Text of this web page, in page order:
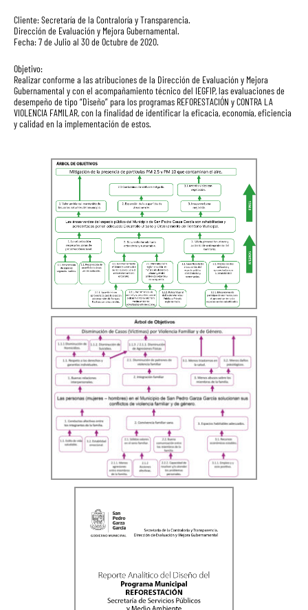
Cliente: Secretaría de la Contraloría y Transparencia.
Dirección de Evaluación y Mejora Gubernamental.
Fecha: 7 de Julio al 30 de Octubre de 2020.
Objetivo:
Realizar conforme a las atribuciones de la Dirección de Evaluación y Mejora
Gubernamental y con el acompañamiento técnico del IEGFIP, las evaluaciones de
desempeño de tipo “Diseño” para los programas REFORESTACIÓN y CONTRA LA
VIOLENCIA FAMILAR, con la finalidad de identificar la eficacia, economía, eficiencia
y calidad en la implementación de estos.